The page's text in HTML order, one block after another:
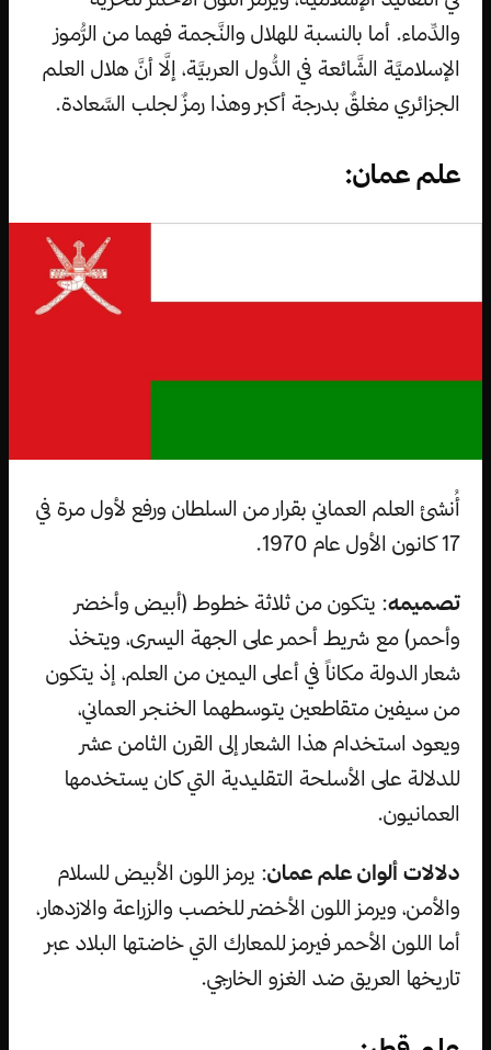
والدِّماء. أما بالنسبة للهلال والنَّجمة فهما من الرُّموز
الإسلاميَّة الشَّائعة في الدُّول العربيَّة، إلَّا أنَّ هلال العلم
الجزائري مغلقٌ بدرجة أكبر وهذا رمزٌ لجلب السَّعادة.
علم عمان:
أُنشئ العلم العماني بقرار من السلطان ورفع لأول مرة في
17 كانون الأول عام 1970.
تصميمه: يتكون من ثلاثة خطوط (أبيض وأخضر
وأحمر) مع شريط أحمر على الجهة اليسرى، ويتخذ
شعار الدولة مكاناً في أعلى اليمين من العلم، إذ يتكون
من سيفين متقاطعين يتوسطهما الخنجر العماني،
ويعود استخدام هذا الشعار إلى القرن الثامن عشر
للدلالة على الأسلحة التقليدية التي كان يستخدمها
العمانيون.
دلالات ألوان علم عمان: يرمز اللون الأبيض للسلام
والأمن، ويرمز اللون الأخضر للخصب والزراعة والازدهار،
أما اللون الأحمر فيرمز للمعارك التي خاضتها البلاد عبر
تاريخها العريق ضد الغزو الخارجي.